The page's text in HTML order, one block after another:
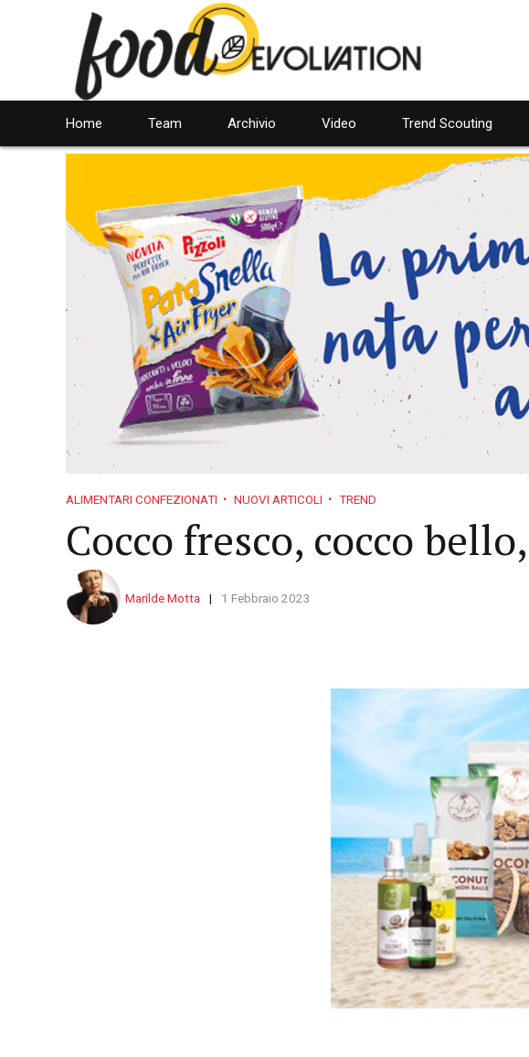
Home Team Archivio Video Trend Scouting
ALIMENTARI CONFEZIONATI NUOVI ARTICOLI TREND
Cocco fresco, cocco
Marilde Motta 1 Febbraio 2023